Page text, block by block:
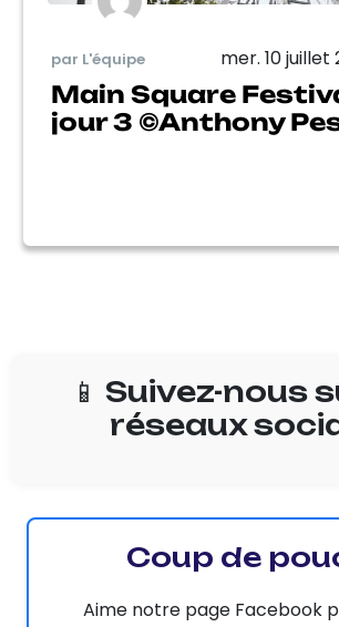
par L'équipe mer. 10 juillet
Main Square
jour 3 ©Anthony
📱 Suivez-nous
réseaux
Coup de
Aime notre page Facebook